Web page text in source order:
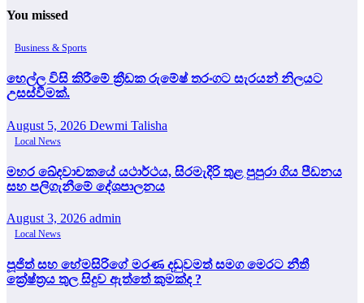
You missed
Business & Sports
හෙල්ල විසි කිරීමේ ක්‍රීඩක රුමේෂ් තරංගට සැරයන් නිලයට
උසස්වීමක්.
August 5, 2026 Dewmi Talisha
Local News
මහර ඛේදවාචකයේ යථාර්ථය, සිරමැදිරි තුළ පුපුරා ගිය පීඩනය
සහ පලිගැනීමේ දේශපාලනය
August 3, 2026 admin
Local News
පූජිත් සහ හේමසිරිගේ මරණ දඩුවමත් සමග මෙරට නීතී
ක්‍රේෂ්ත්‍රය තුල සිදුව ඇත්තේ කුමක්ද ?